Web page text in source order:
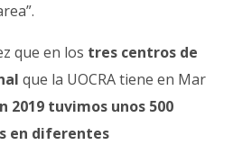
que en los tres centros de
que la UOCRA tiene en Mar
2019 tuvimos unos 500
en diferentes